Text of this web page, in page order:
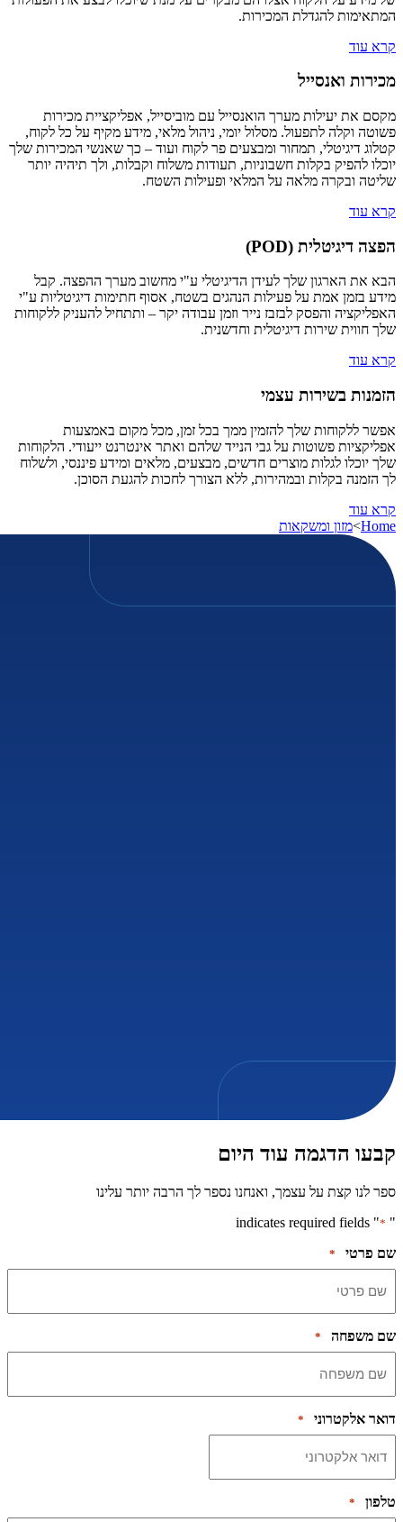
המתאימות להגדלת המכירות.
קרא עוד
מכירות ואנסייל
מקסם את יעילות מערך הואנסייל עם מוביסייל, אפליקציית מכירות
פשוטה וקלה לתפעול. מסלול יומי, ניהול מלאי, מידע מקיף על כל לקוח,
קטלוג דיגיטלי, תמחור ומבצעים פר לקוח ועוד – כך שאנשי המכירות שלך
יוכלו להפיק בקלות חשבוניות, תעודות משלוח וקבלות, ולך תיהיה יותר
שליטה ובקרה מלאה על המלאי ופעילות השטח.
קרא עוד
הפצה דיגיטלית (POD)
הבא את הארגון שלך לעידן הדיגיטלי ע"י מחשוב מערך ההפצה. קבל
מידע בזמן אמת על פעילות הנהגים בשטח, אסוף חתימות דיגיטליות ע"י
האפליקציה והפסק לבזבז נייר וזמן עבודה יקר – ותתחיל להעניק ללקוחות
שלך חווית שירות דיגיטלית וחדשנית.
קרא עוד
הזמנות בשירות עצמי
אפשר ללקוחות שלך להזמין ממך בכל זמן, מכל מקום באמצעות
אפליקציות פשוטות על גבי הנייד שלהם ואתר אינטרנט ייעודי. הלקוחות
שלך יוכלו לגלות מוצרים חדשים, מבצעים, מלאים ומידע פיננסי, ולשלוח
לך הזמנה בקלות ובמהירות, ללא הצורך לחכות להגעת הסוכן.
קרא עוד
Home
>מזון ומשקאות
קבעו הדגמה עוד היום
ספר לנו קצת על עצמך, ואנחנו נספר לך הרבה יותר עלינו
"
*
" indicates required fields
שם פרטי
*
שם משפחה *
דואר אלקטרוני *
טלפון *